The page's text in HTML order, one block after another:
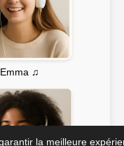
Emma ♫
la meilleure